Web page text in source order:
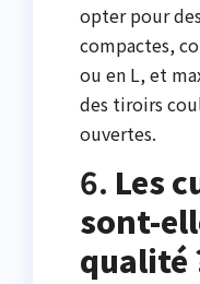
opter pour
compactes,
ou en L, et
des tiroirs
ouvertes.
6. Les
sont-
qualité